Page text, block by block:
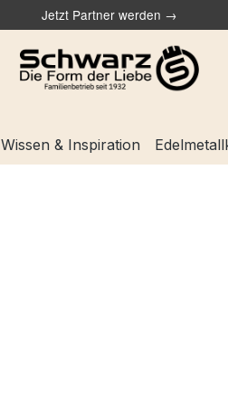
Jetzt Partner werden →
Wissen & Inspiration